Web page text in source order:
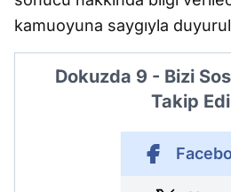
kamuoyuna saygıyla
Dokuzda 9 - Bizi
Takip